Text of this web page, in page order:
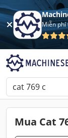
Miễn phí
Mua Cat